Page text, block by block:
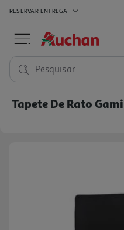
RESERVAR ENTREGA
Pesquisar
Tapete De Rato